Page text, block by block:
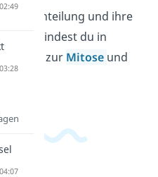
die Kernteilung und ihre
findest du in
zur Mitose und